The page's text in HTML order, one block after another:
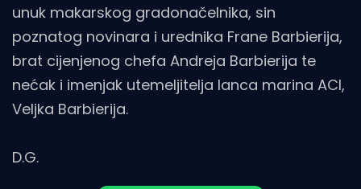
unuk makarskog gradonačelnika, sin
poznatog novinara i urednika Frane Barbierija,
brat cijenjenog chefa Andreja Barbierija te
nećak i imenjak utemeljitelja lanca marina ACI,
Veljka Barbierija.
D.G.